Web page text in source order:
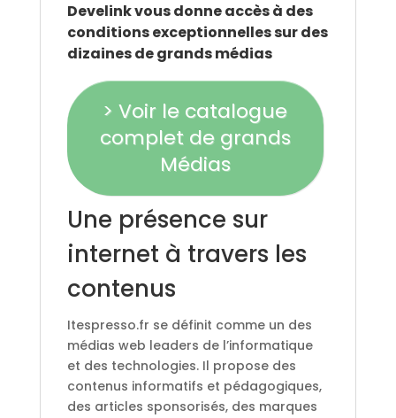
Develink vous donne accès à des
conditions exceptionnelles sur des
dizaines de grands médias
> Voir le catalogue
complet de grands
Médias
Une présence sur
internet à travers les
contenus
Itespresso.fr se définit comme un des
médias web leaders de l’informatique
et des technologies. Il propose des
contenus informatifs et pédagogiques,
des articles sponsorisés, des marques